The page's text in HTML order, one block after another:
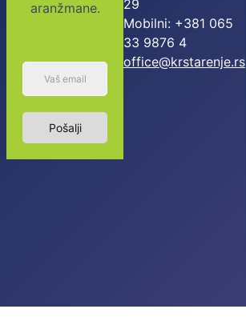
aranžmane.
Pošalji
29
Mobilni: +381 065
33 9876 4
office@krstarenje.rs